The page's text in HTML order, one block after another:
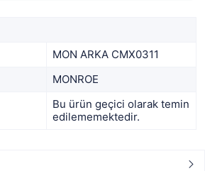
MON ARKA CMX0311
MONROE
Bu ürün geçici olarak temin
edilememektedir.